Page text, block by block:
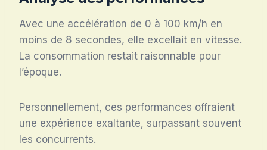
Avec une accélération de 0 à 100 km/h en
moins de 8 secondes, elle excellait en vitesse.
La consommation restait raisonnable pour
l’époque.
Personnellement, ces performances offraient
une expérience exaltante, surpassant souvent
les concurrents.